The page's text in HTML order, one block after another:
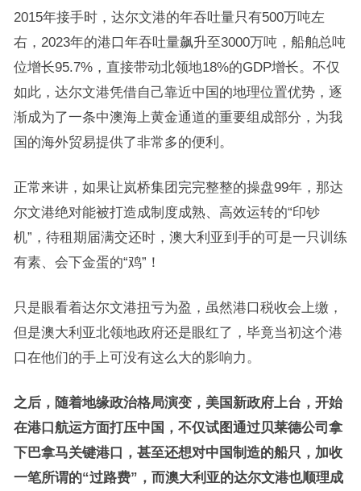
2015年接手时，达尔文港的年吞吐量只有500万吨左
右，2023年的港口年吞吐量飙升至3000万吨，船舶总吨
位增长95.7%，直接带动北领地18%的GDP增长。不仅
如此，达尔文港凭借自己靠近中国的地理位置优势，逐
渐成为了一条中澳海上黄金通道的重要组成部分，为我
国的海外贸易提供了非常多的便利。
正常来讲，如果让岚桥集团完完整整的操盘99年，那达
尔文港绝对能被打造成制度成熟、高效运转的“印钞
机”，待租期届满交还时，澳大利亚到手的可是一只训练
有素、会下金蛋的“鸡”！
只是眼看着达尔文港扭亏为盈，虽然港口税收会上缴，
但是澳大利亚北领地政府还是眼红了，毕竟当初这个港
口在他们的手上可没有这么大的影响力。
之后，随着地缘政治格局演变，美国新政府上台，开始
在港口航运方面打压中国，不仅试图通过贝莱德公司拿
下巴拿马关键港口，甚至还想对中国制造的船只，加收
一笔所谓的“过路费”，而澳大利亚的达尔文港也顺理成